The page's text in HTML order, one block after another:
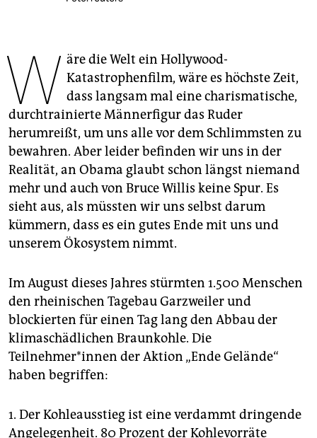
unterstützen
abo
genossenschaft
epaper login
W äre die Welt ein Hollywood-
Katastrophenfilm, wäre es höchste Zeit,
dass langsam mal eine charismatische,
durchtrainierte Männerfigur das Ruder
herumreißt, um uns alle vor dem Schlimmsten zu
bewahren. Aber leider befinden wir uns in der
Realität, an Obama glaubt schon längst niemand
mehr und auch von Bruce Willis keine Spur. Es
sieht aus, als müssten wir uns selbst darum
kümmern, dass es ein gutes Ende mit uns und
unserem Ökosystem nimmt.
Im August dieses Jahres stürmten 1.500 Menschen
den rheinischen Tagebau Garzweiler und
blockierten für einen Tag lang den Abbau der
klimaschädlichen Braunkohle. Die
Teilnehmer*innen der Aktion „Ende Gelände“
haben begriffen:
1. Der Kohleausstieg ist eine verdammt dringende
Angelegenheit. 80 Prozent der Kohlevorräte